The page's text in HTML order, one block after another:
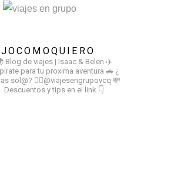
Blog de viajes | Isaac & Belen ✈️
para tu proxima aventura 🚗 ¿
sol@? 👉🏻@viajesengrupovcq 💸
Descuentos y tips en el link 👇